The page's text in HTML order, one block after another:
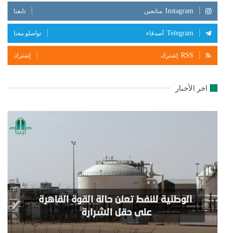
Instagram متابعين تابعنا
Telegram أصدقاء تواصلو معنا
RSS إشترك إشترك
اخر الأخبار